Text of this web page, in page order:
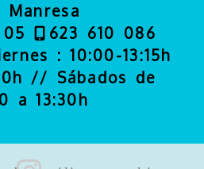
Manresa
623 610 086
: 10:00-13:15h
// Sábados de
a 13:30h